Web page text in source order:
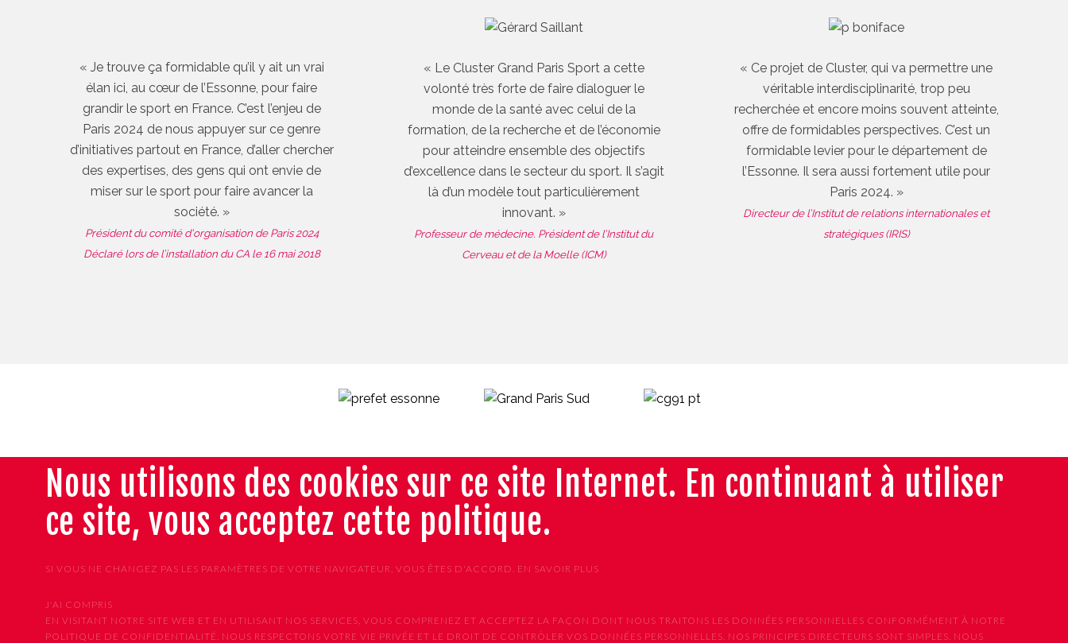
« Je trouve ça formidable qu’il y ait un vrai
élan ici, au cœur de l’Essonne, pour faire
grandir le sport en France. C’est l’enjeu de
Paris 2024 de nous appuyer sur ce genre
d’initiatives partout en France, d’aller chercher
des expertises, des gens qui ont envie de
miser sur le sport pour faire avancer la
société. »
Président du comité d'organisation de Paris 2024
Déclaré lors de l’installation du CA le 16 mai 2018
« Le Cluster Grand Paris Sport a cette
volonté très forte de faire dialoguer le
monde de la santé avec celui de la
formation, de la recherche et de l’économie
pour atteindre ensemble des objectifs
d’excellence dans le secteur du sport. Il s’agit
là d’un modèle tout particulièrement
innovant. »
Professeur de médecine. Président de l’Institut du
Cerveau et de la Moelle (ICM)
« Ce projet de Cluster, qui va permettre une
véritable interdisciplinarité, trop peu
recherchée et encore moins souvent atteinte,
offre de formidables perspectives. C’est un
formidable levier pour le département de
l’Essonne. Il sera aussi fortement utile pour
Paris 2024. »
Directeur de l’Institut de relations internationales et
stratégiques (IRIS)
Nous utilisons des cookies sur ce site Internet. En continuant à utiliser
ce site, vous acceptez cette politique.
SI VOUS NE CHANGEZ PAS LES PARAMÈTRES DE VOTRE NAVIGATEUR, VOUS ÊTES D'ACCORD. EN SAVOIR PLUS
J'AI COMPRIS
EN VISITANT NOTRE SITE WEB ET EN UTILISANT NOS SERVICES, VOUS COMPRENEZ ET ACCEPTEZ LA FAÇON DONT NOUS TRAITONS LES DONNÉES PERSONNELLES CONFORMÉMENT À NOTRE
POLITIQUE DE CONFIDENTIALITÉ. NOUS RESPECTONS VOTRE VIE PRIVÉE ET LE DROIT DE CONTRÔLER VOS DONNÉES PERSONNELLES. NOS PRINCIPES DIRECTEURS SONT SIMPLES. NOUS